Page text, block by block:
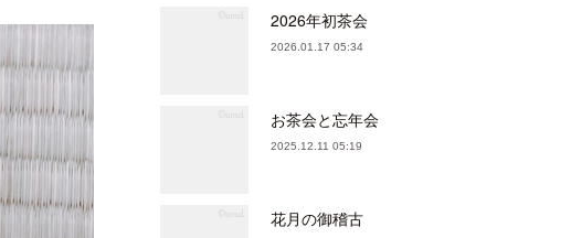
2026年初茶会
2026.01.17 05:34
お茶会と忘年会
2025.12.11 05:19
花月の御稽古